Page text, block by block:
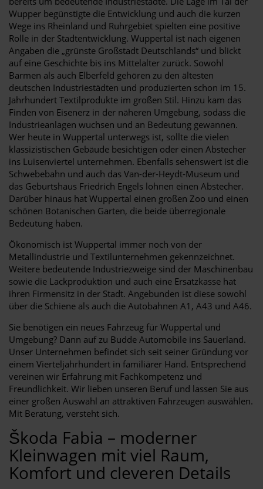
Wupper begünstigte die Entwicklung und auch die kurzen
Wege ins Rheinland und Ruhrgebiet spielten eine positive
Rolle in der Stadtentwicklung. Wuppertal ist nach eigenen
Angaben die „grünste Großstadt Deutschlands“ und blickt
auf eine Geschichte bis ins Mittelalter zurück. Sowohl
Barmen als auch Elberfeld gehören zu den ältesten
deutschen Industriestädten und produzierten schon im 15.
Jahrhundert Textilprodukte im großen Stil. Hinzu kam das
Finden von Eisenerz in der näheren Umgebung, sodass die
Industrieanlagen wuchsen und an Bedeutung gewannen.
Wer heute in Wuppertal unterwegs ist, sollte die vielen
klassizistischen Gebäude besichtigen oder einen Abstecher
ins Luisenviertel unternehmen. Ebenfalls sehenswert ist die
Schwebebahn und auch das Van-der-Heydt-Museum und
das Geburtshaus Friedrich Engels lohnen einen Abstecher.
Darüber hinaus hat Wuppertal einen großen Zoo und einen
schönen Botanischen Garten, die beide überregionale
Bedeutung haben.
Ökonomisch ist Wuppertal immer noch von der
Metallindustrie und Textilunternehmen gekennzeichnet.
Weitere bedeutende Industriezweige sind der Maschinenbau
sowie die Lackproduktion und auch eine Ersatzkasse hat
ihren Firmensitz in der Stadt. Angebunden ist diese sowohl
über die Schiene als auch die Autobahnen A1, A43 und A46.
Sie benötigen ein neues Fahrzeug für Wuppertal und
Umgebung? Dann auf zu Budde Automobile ins Sauerland.
Unser Unternehmen befindet sich seit seiner Gründung vor
einem Vierteljahrhundert in familiärer Hand. Entsprechend
vereinen wir Erfahrung mit Fachkompetenz und
Freundlichkeit. Wir lieben unseren Beruf und lassen Sie aus
einer großen Auswahl an attraktiven Fahrzeugen auswählen.
Mit Beratung, versteht sich.
Škoda Fabia – moderner
Kleinwagen mit viel Raum,
Komfort und cleveren Details